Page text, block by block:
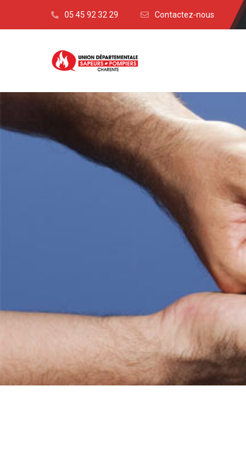
05 45 92 32 29 Contactez-nous